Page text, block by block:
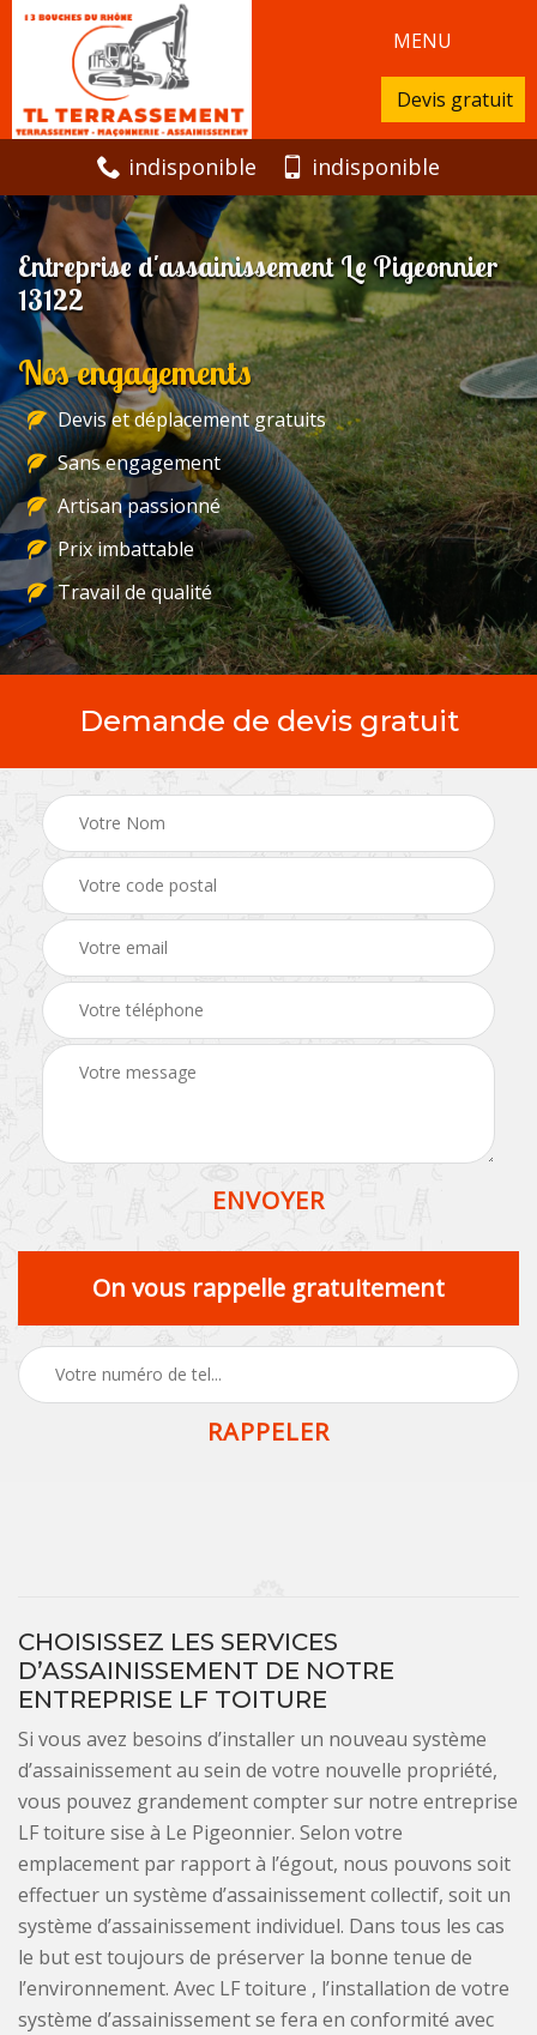
MENU
Devis gratuit
indisponible indisponible
Entreprise d'assainissement Le Pigeonnier
13122
Nos engagements
Devis et déplacement gratuits
Sans engagement
Artisan passionné
Prix imbattable
Travail de qualité
Demande de devis gratuit
On vous rappelle gratuitement
CHOISISSEZ LES SERVICES
D’ASSAINISSEMENT DE NOTRE
ENTREPRISE LF TOITURE
Si vous avez besoins d’installer un nouveau système
d’assainissement au sein de votre nouvelle propriété,
vous pouvez grandement compter sur notre entreprise
LF toiture sise à Le Pigeonnier. Selon votre
emplacement par rapport à l’égout, nous pouvons soit
effectuer un système d’assainissement collectif, soit un
système d’assainissement individuel. Dans tous les cas
le but est toujours de préserver la bonne tenue de
l’environnement. Avec LF toiture , l’installation de votre
système d’assainissement se fera en conformité avec